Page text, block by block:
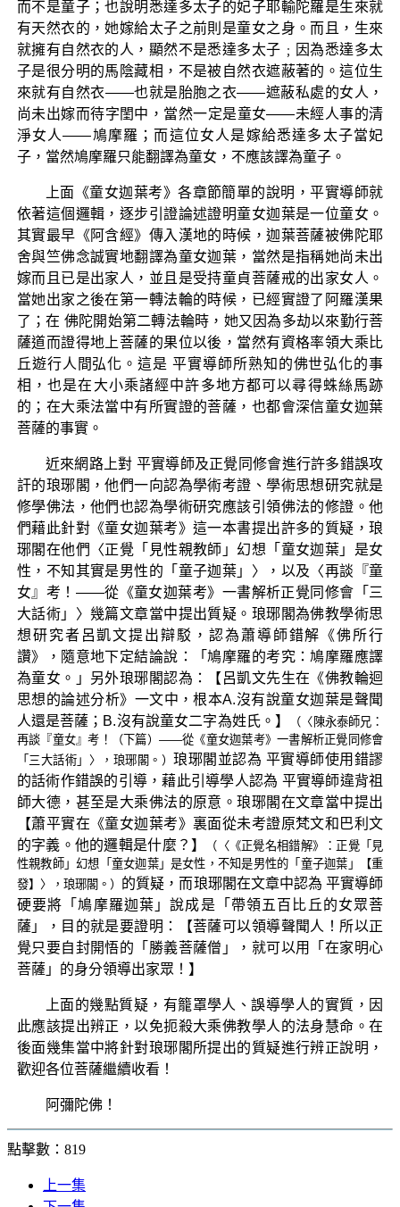
而不是童子；也說明悉達多太子的妃子耶輸陀羅是生來就
有天然衣的，她嫁給太子之前則是童女之身。而且，生來
就擁有自然衣的人，顯然不是悉達多太子﹔因為悉達多太
子是很分明的馬陰藏相，不是被自然衣遮蔽著的。這位生
來就有自然衣——也就是胎胞之衣——遮蔽私處的女人，
尚未出嫁而待字閨中，當然一定是童女——未經人事的清
淨女人——鳩摩羅；而這位女人是嫁給悉達多太子當妃
子，當然鳩摩羅只能翻譯為童女，不應該譯為童子。
上面《童女迦葉考》各章節簡單的說明，平實導師就
依著這個邏輯，逐步引證論述證明童女迦葉是一位童女。
其實最早《阿含經》傳入漢地的時候，迦葉菩薩被佛陀耶
舍與竺佛念誠實地翻譯為童女迦葉，當然是指稱她尚未出
嫁而且已是出家人，並且是受持童貞菩薩戒的出家女人。
當她出家之後在第一轉法輪的時候，已經實證了阿羅漢果
了；在 佛陀開始第二轉法輪時，她又因為多劫以來勤行菩
薩道而證得地上菩薩的果位以後，當然有資格率領大乘比
丘遊行人間弘化。這是 平實導師所熟知的佛世弘化的事
相，也是在大小乘諸經中許多地方都可以尋得蛛絲馬跡
的；在大乘法當中有所實證的菩薩，也都會深信童女迦葉
菩薩的事實。
近來網路上對 平實導師及正覺同修會進行許多錯誤攻
訐的琅琊閣，他們一向認為學術考證、學術思想研究就是
修學佛法，他們也認為學術研究應該引領佛法的修證。他
們藉此針對《童女迦葉考》這一本書提出許多的質疑，琅
琊閣在他們〈正覺「見性親教師」幻想「童女迦葉」是女
性，不知其實是男性的「童子迦葉」〉，以及〈再談『童
女』考！——從《童女迦葉考》一書解析正覺同修會「三
大話術」〉幾篇文章當中提出質疑。琅琊閣為佛教學術思
想研究者呂凱文提出辯駁，認為蕭導師錯解《佛所行
讚》，隨意地下定結論說：「鳩摩羅的考究：鳩摩羅應譯
為童女。」另外琅琊閣認為：【呂凱文先生在《佛教輪迴
思想的論述分析》一文中，根本A.沒有說童女迦葉是聲聞
人還是菩薩；B.沒有說童女二字為姓氏。】
（〈陳永泰師兄：
再談『童女』考！（下篇）——從《童女迦葉考》一書解析正覺同修會
「三大話術」〉，琅琊閣。）琅琊閣並認為 平實導師使用錯謬
的話術作錯誤的引導，藉此引導學人認為 平實導師違背祖
師大德，甚至是大乘佛法的原意。琅琊閣在文章當中提出
【蕭平實在《童女迦葉考》裏面從未考證原梵文和巴利文
的字義。他的邏輯是什麼？】
（〈《正覺名相錯解》：正覺「見
性親教師」幻想「童女迦葉」是女性，不知是男性的「童子迦葉」【重
發】〉，琅琊閣。） 的質疑，而琅琊閣在文章中認為 平實導師
硬要將「鳩摩羅迦葉」說成是「帶領五百比丘的女眾菩
薩」，目的就是要證明：【菩薩可以領導聲聞人！所以正
覺只要自封開悟的「勝義菩薩僧」，就可以用「在家明心
菩薩」的身分領導出家眾！】
上面的幾點質疑，有籠罩學人、誤導學人的實質，因
此應該提出辨正，以免扼殺大乘佛教學人的法身慧命。在
後面幾集當中將針對琅琊閣所提出的質疑進行辨正說明，
歡迎各位菩薩繼續收看！
阿彌陀佛！
點擊數：819
上一集